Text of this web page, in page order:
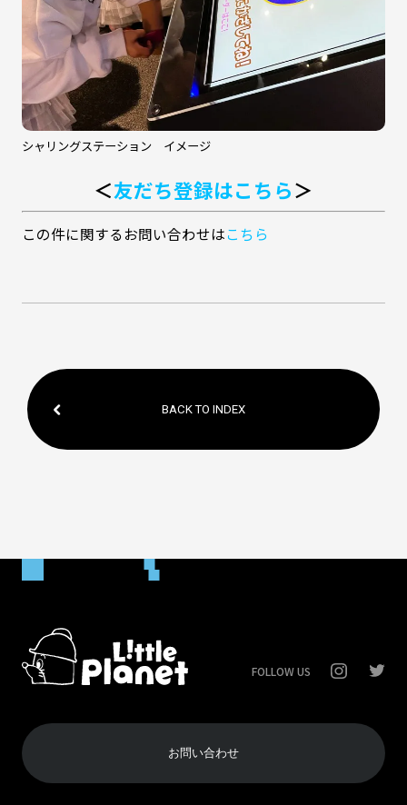
シャリングステーション イメージ
＜友だち登録はこちら＞
この件に関するお問い合わせはこちら
BACK TO INDEX
FOLLOW US
お問い合わせ